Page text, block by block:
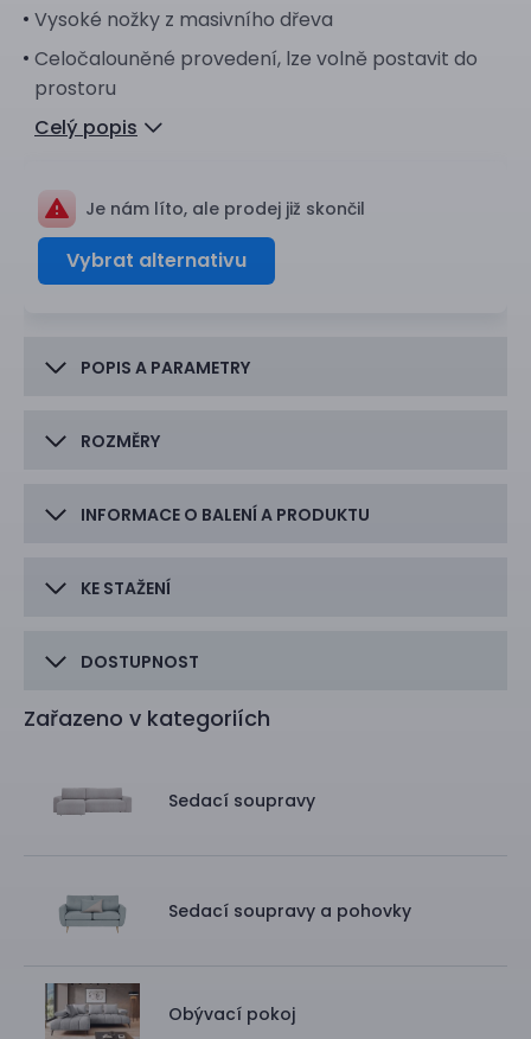
Vysoké nožky z masivního dřeva
Celočalouněné provedení, lze volně postavit do
prostoru
Celý popis
Je nám líto, ale prodej již skončil
Vybrat alternativu
POPIS A PARAMETRY
ROZMĚRY
INFORMACE O BALENÍ A PRODUKTU
KE STAŽENÍ
DOSTUPNOST
Zařazeno v kategoriích
Sedací soupravy
Sedací soupravy a pohovky
Obývací pokoj